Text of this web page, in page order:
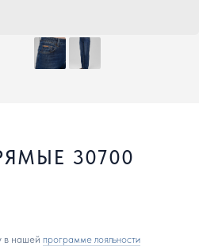
30700
в нашей программе лояльности